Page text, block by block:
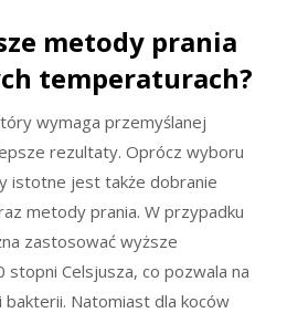
metody prania
temperaturach?
wymaga przemyślanej
rezultaty. Oprócz wyboru
istotne jest także dobranie
metody prania. W przypadku
zastosować wyższe
Celsjusza, co pozwala na
bakterii. Natomiast dla koców